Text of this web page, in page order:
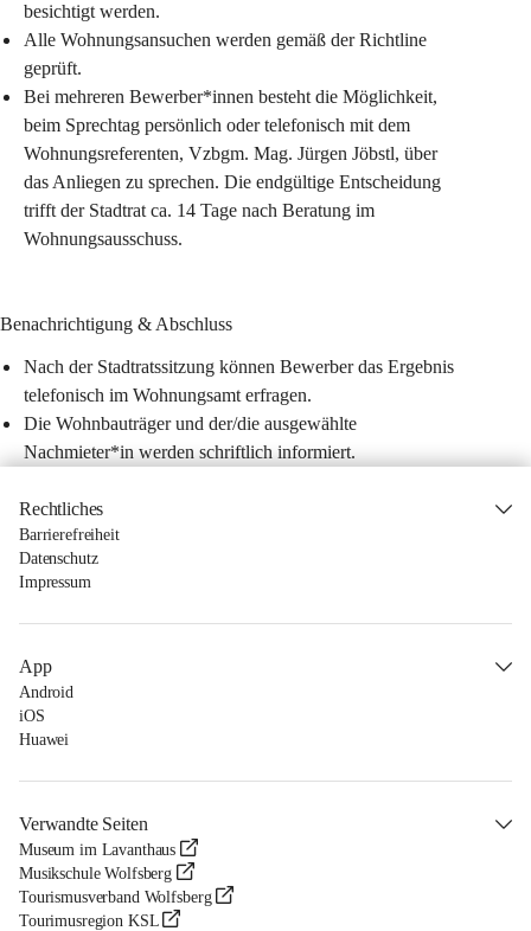
besichtigt werden.
Alle Wohnungsansuchen werden gemäß der Richtline
geprüft.
Bei mehreren Bewerber*innen besteht die Möglichkeit,
beim Sprechtag persönlich oder telefonisch mit dem
Wohnungsreferenten, Vzbgm. Mag. Jürgen Jöbstl, über
das Anliegen zu sprechen. Die endgültige Entscheidung
trifft der Stadtrat ca. 14 Tage nach Beratung im
Wohnungsausschuss.
Benachrichtigung & Abschluss
Nach der Stadtratssitzung können Bewerber das Ergebnis
telefonisch im Wohnungsamt erfragen.
Die Wohnbauträger und der/die ausgewählte
Nachmieter*in werden schriftlich informiert.
Rechtliches
Barrierefreiheit
Datenschutz
Impressum
App
Android
iOS
Huawei
Verwandte Seiten
Museum im Lavanthaus
Musikschule Wolfsberg
Tourismusverband Wolfsberg
Tourimusregion KSL